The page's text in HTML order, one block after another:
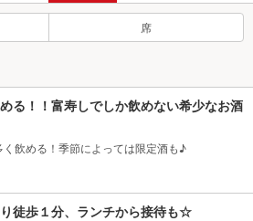
席
る！！富寿しでしか飲めない希少なお酒
く飲める！季節によっては限定酒も♪
徒歩１分、ランチから接待も☆